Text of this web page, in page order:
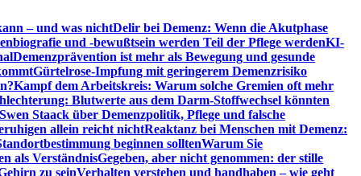
– und was nichtDelir bei Demenz: Wenn die Akutphase
und -bewußtsein werden Teil der Pflege werdenKI-
Demenzprävention ist mehr als Bewegung und gesunde
Gürtelrose-Impfung mit geringerem Demenzrisiko
Kampf dem Arbeitskreis: Warum solche Gremien oft mehr
Blutwerte aus dem Darm-Stoffwechsel könnten
Swen Staack über Demenzpolitik, Pflege und falsche
allein reicht nichtReaktanz bei Menschen mit Demenz:
beginnen solltenWarum Sie
als VerständnisGegeben, aber nicht genommen: der stille
zu seinVerhalten verstehen und handhaben – wie geht